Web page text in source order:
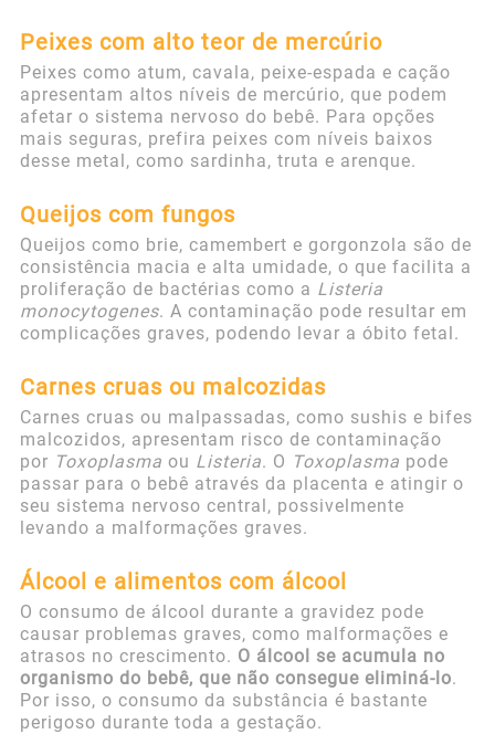
Peixes com alto teor de mercúrio
Peixes como atum, cavala, peixe-espada e cação
apresentam altos níveis de mercúrio, que podem
afetar o sistema nervoso do bebê. Para opções
mais seguras, prefira peixes com níveis baixos
desse metal, como sardinha, truta e arenque.
Queijos com fungos
Queijos como brie, camembert e gorgonzola são de
consistência macia e alta umidade, o que facilita a
proliferação de bactérias como a Listeria
monocytogenes. A contaminação pode resultar em
complicações graves, podendo levar a óbito fetal.
Carnes cruas ou malcozidas
Carnes cruas ou malpassadas, como sushis e bifes
malcozidos, apresentam risco de contaminação
por Toxoplasma ou Listeria. O Toxoplasma pode
passar para o bebê através da placenta e atingir o
seu sistema nervoso central, possivelmente
levando a malformações graves.
Álcool e alimentos com álcool
O consumo de álcool durante a gravidez pode
causar problemas graves, como malformações e
atrasos no crescimento. O álcool se acumula no
organismo do bebê, que não consegue eliminá-lo.
Por isso, o consumo da substância é bastante
perigoso durante toda a gestação.